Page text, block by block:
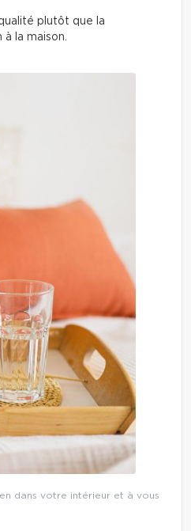
plutôt que la
la maison.
dans votre intérieur et à vous